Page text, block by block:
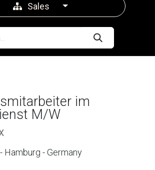
Sales
im
M/W
Hamburg - Germany